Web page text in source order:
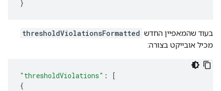
}
בעוד שהמאפיין החדש thresholdViolationsFormatted
מכיל אובייקט בצורה:
"thresholdViolations" :
[
{